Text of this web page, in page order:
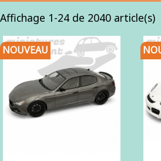
Affichage 1-24 de 2040 article(s)
NOUVEAU